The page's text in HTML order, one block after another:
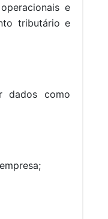
e
tributário e
dados como